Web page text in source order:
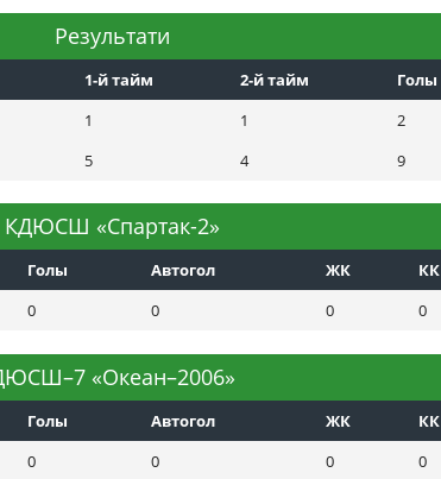
Результати
1-й тайм 2-й тайм
Голы
1 1
2
5 4 9
КДЮСШ «Спартак-2»
Голы Автогол ЖК
КК
0
0 0 0
«Океан–2006»
Голы Автогол ЖК
КК
0
0 0 0